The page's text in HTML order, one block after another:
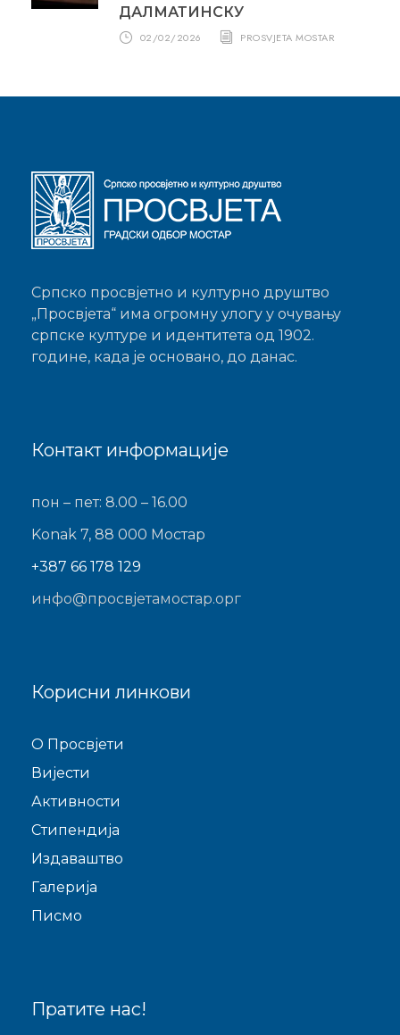
ДАЛМАТИНСКУ
02/02/2026 PROSVJETA MOSTAR
Српско просвјетно и културно друштво
„Просвјета“ има огромну улогу у очувању
српске културе и идентитета од 1902.
године, када је основано, до данас.
Контакт информације
пон – пет: 8.00 – 16.00
Konak 7, 88 000 Мостар
+387 66 178 129
инфо@просвјетамостар.орг
Корисни линкови
O Просвјети
Виjести
Активности
Стипендија
Издаваштво
Галерија
Писмо
Пратите нас!